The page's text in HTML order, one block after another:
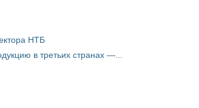
НТБ
в третьих странах —...